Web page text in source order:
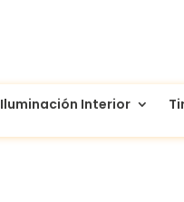
Iluminación Interior